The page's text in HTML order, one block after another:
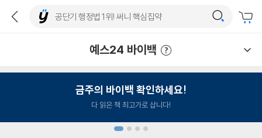
예스24 바이백
금주의 바이백 확인하세요!
다 읽은 책 최고가로 삽니다!